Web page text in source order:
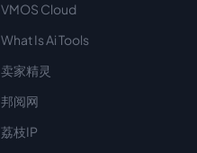
VMOS Cloud
What Is Ai Tools
卖家精灵
邦阅网
荔枝IP